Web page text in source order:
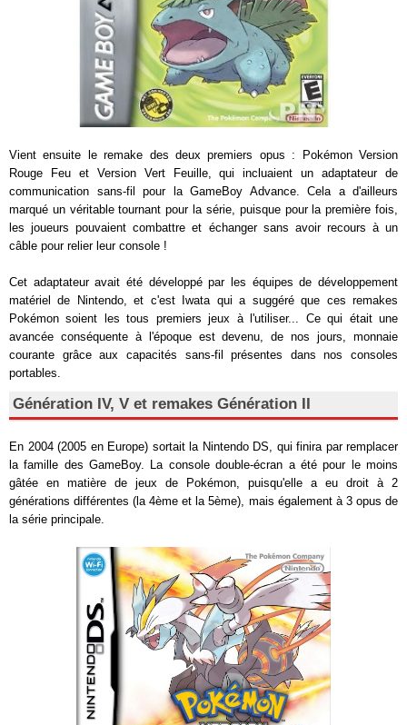
Vient ensuite le remake des deux premiers opus : Pokémon Version
Rouge Feu et Version Vert Feuille, qui incluaient un adaptateur de
communication sans-fil pour la GameBoy Advance. Cela a d'ailleurs
marqué un véritable tournant pour la série, puisque pour la première fois,
les joueurs pouvaient combattre et échanger sans avoir recours à un
câble pour relier leur console !
Cet adaptateur avait été développé par les équipes de développement
matériel de Nintendo, et c'est Iwata qui a suggéré que ces remakes
Pokémon soient les tous premiers jeux à l'utiliser... Ce qui était une
avancée conséquente à l'époque est devenu, de nos jours, monnaie
courante grâce aux capacités sans-fil présentes dans nos consoles
portables.
Génération IV, V et remakes Génération II
En 2004 (2005 en Europe) sortait la Nintendo DS, qui finira par remplacer
la famille des GameBoy. La console double-écran a été pour le moins
gâtée en matière de jeux de Pokémon, puisqu'elle a eu droit à 2
générations différentes (la 4ème et la 5ème), mais également à 3 opus de
la série principale.